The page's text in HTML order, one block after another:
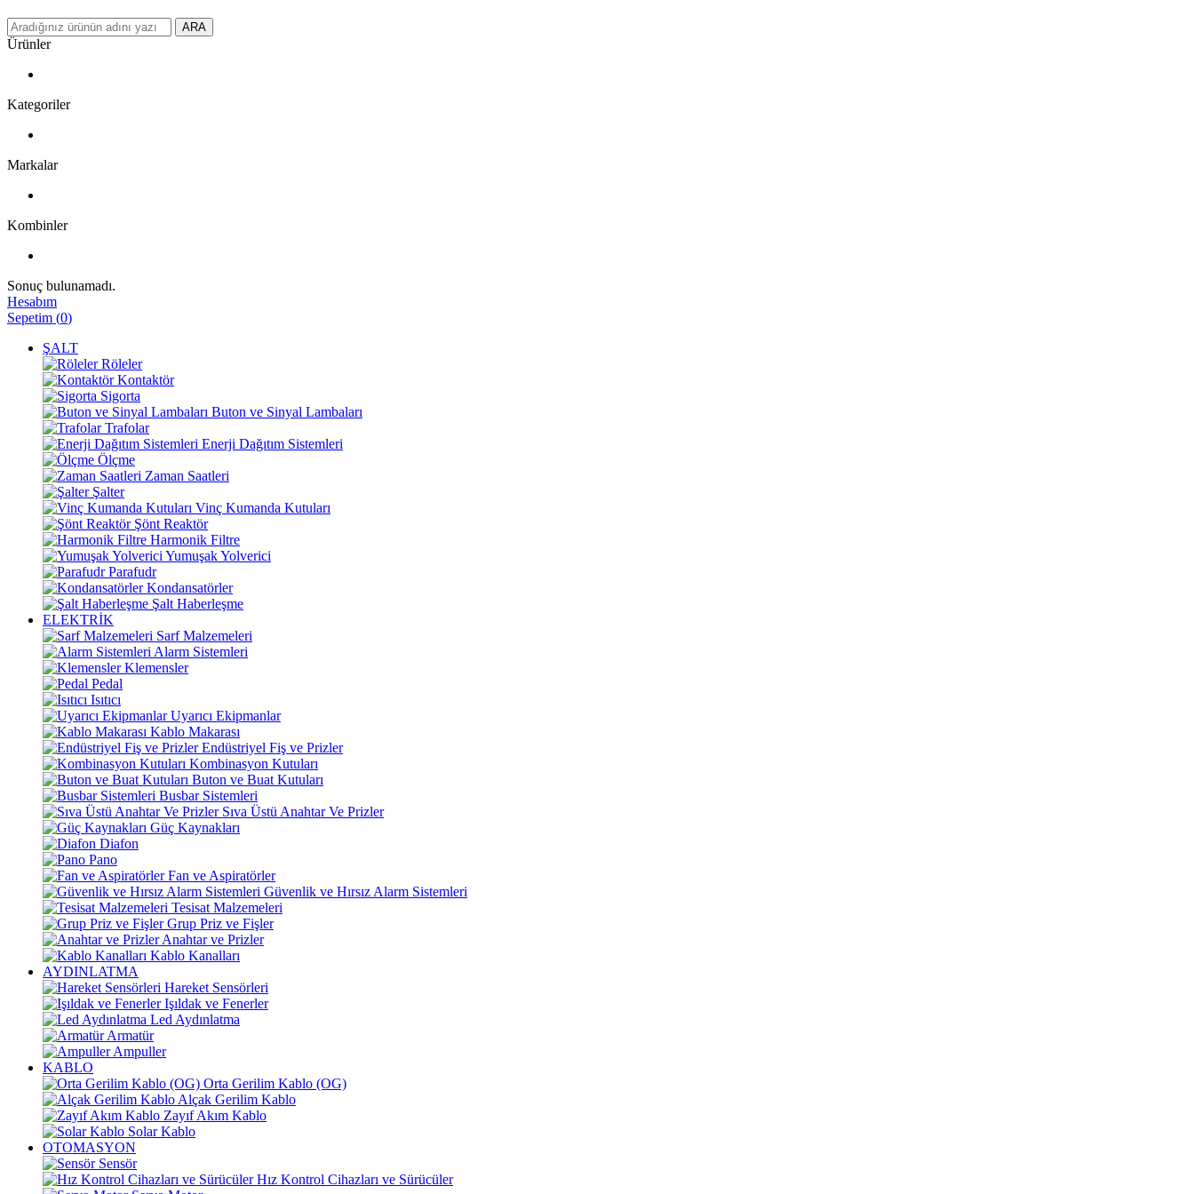
ARA
Ürünler
Kategoriler
Markalar
Kombinler
Sonuç bulunamadı.
Hesabım
Sepetim (0)
ŞALT
Röleler
Kontaktör
Sigorta
Buton ve Sinyal Lambaları
Trafolar
Enerji Dağıtım Sistemleri
Ölçme
Zaman Saatleri
Şalter
Vinç Kumanda Kutuları
Şönt Reaktör
Harmonik Filtre
Yumuşak Yolverici
Parafudr
Kondansatörler
Şalt Haberleşme
ELEKTRİK
Sarf Malzemeleri
Alarm Sistemleri
Klemensler
Pedal
Isıtıcı
Uyarıcı Ekipmanlar
Kablo Makarası
Endüstriyel Fiş ve Prizler
Kombinasyon Kutuları
Buton ve Buat Kutuları
Busbar Sistemleri
Sıva Üstü Anahtar Ve Prizler
Güç Kaynakları
Diafon
Pano
Fan ve Aspiratörler
Güvenlik ve Hırsız Alarm Sistemleri
Tesisat Malzemeleri
Grup Priz ve Fişler
Anahtar ve Prizler
Kablo Kanalları
AYDINLATMA
Hareket Sensörleri
Işıldak ve Fenerler
Led Aydınlatma
Armatür
Ampuller
KABLO
Orta Gerilim Kablo (OG)
Alçak Gerilim Kablo
Zayıf Akım Kablo
Solar Kablo
OTOMASYON
Sensör
Hız Kontrol Cihazları ve Sürücüler